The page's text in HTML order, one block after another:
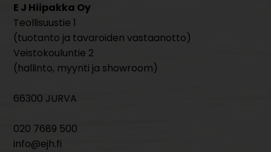
E J Hiipakka Oy
Teollisuustie 1
(tuotanto ja tavaroiden vastaanotto)
Veistokouluntie 2
(hallinto, myynti ja showroom)
66300 JURVA
020 7689 500
info@ejh.fi